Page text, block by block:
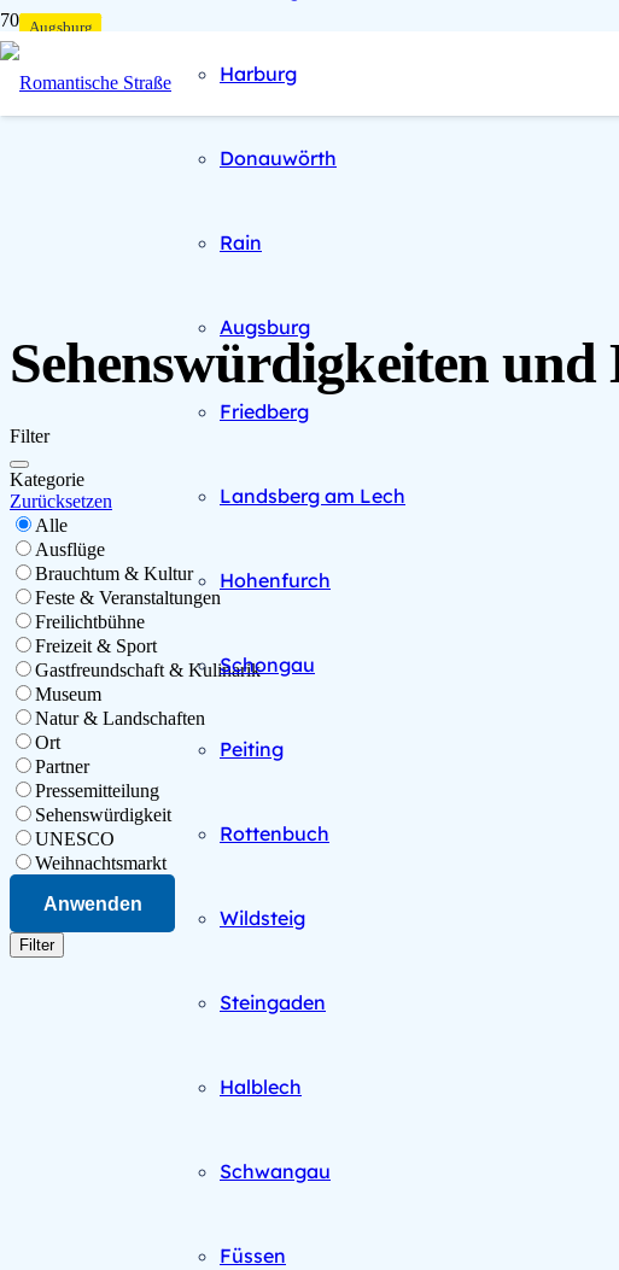
Harburg
Donauwörth
Rain
Augsburg
Friedberg
Landsberg am Lech
Hohenfurch
Schongau
Peiting
Rottenbuch
Wildsteig
Steingaden
Halblech
Schwangau
Füssen
Sehenswürdigkeiten
Filter
Kategorie
Zurücksetzen
Alle
Ausflüge
Brauchtum & Kultur
Feste & Veranstaltungen
Freilichtbühne
Freizeit & Sport
Gastfreundschaft & Kulinarik
Museum
Natur & Landschaften
Ort
Partner
Pressemitteilung
Sehenswürdigkeit
UNESCO
Weihnachtsmarkt
Anwenden
Filter
Augsburg
Augsburg
Augsburg
Augsburg
Augsburg
Augsburg
Augsburg
Augsburg
Augsburg
Augsburg
Augsburg
Augsburg
Augsburg
Augsburg
Augsburg
Augsburg
Augsburg
Augsburg
Augsburg
Augsburg
Augsburg